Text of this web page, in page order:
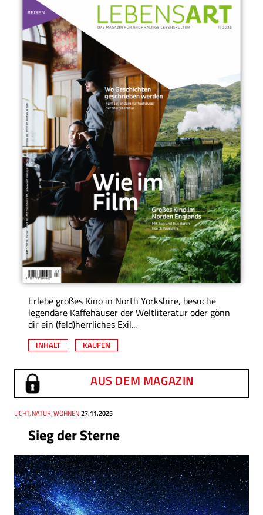
Erlebe großes Kino in North Yorkshire, besuche
legendäre Kaffehäuser der Weltliteratur oder gönn
dir ein (feld)herrliches Exil...
INHALT KAUFEN
AUS DEM MAGAZIN
Sieg der Sterne
Thema
LICHT, NATUR, WOHNEN
Datum 27.11.2025